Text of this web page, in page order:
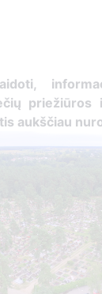
priežiūros
​aukščiau